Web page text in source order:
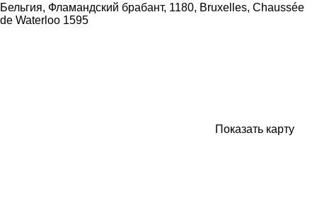
Бельгия, Фламандский брабант, 1180, Bruxelles, Chaussée
de Waterloo 1595
Показать карту